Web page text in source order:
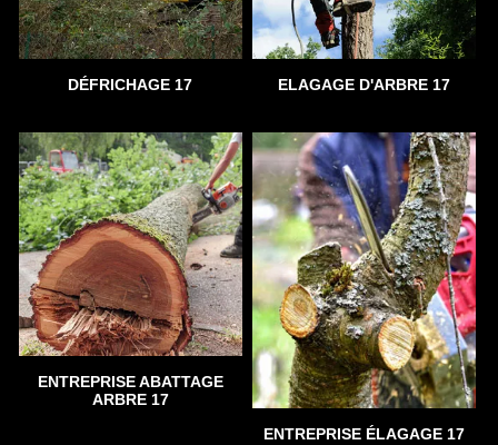
DÉFRICHAGE 17 ELAGAGE D'ARBRE 17
ENTREPRISE ABATTAGE
ARBRE 17
ENTREPRISE ÉLAGAGE 17